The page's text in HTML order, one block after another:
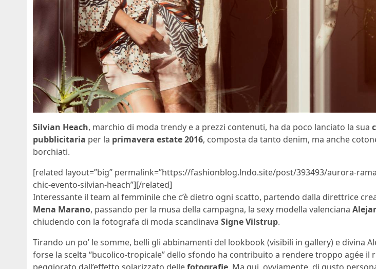
Silvian Heach, marchio di moda trendy e a prezzi contenuti, ha da poco lanciato la sua
pubblicitaria per la primavera estate 2016, composta da tanto denim, ma anche
borchiati.
[related layout=”big” permalink=”https://fashionblog.lndo.site/post/393493/aurora-
chic-evento-silvian-heach”][/related]
Interessante il team al femminile che c’è dietro ogni scatto, partendo dalla direttrice
Mena Marano, passando per la musa della campagna, la sexy modella valenciana
chiudendo con la fotografa di moda scandinava Signe Vilstrup.
Tirando un po’ le somme, belli gli abbinamenti del lookbook (visibili in gallery) e divina
forse la scelta “bucolico-tropicale” dello sfondo ha contribuito a rendere troppo agée il
peggiorato dall’effetto solarizzato dellefotografie . Ma qui, ovviamente, di gusto